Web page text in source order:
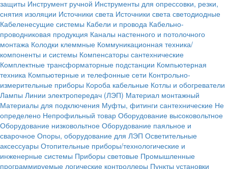
защиты Инструмент ручной Инструменты для опрессовки, резки,
снятия изоляции Источники света Источники света светодиодные
Кабеленесущие системы Кабели и провода Кабельно-
проводниковая продукция Каналы настенного и потолочного
монтажа Колодки клеммные Коммуникационная техника/
компоненты и системы Компенсаторы сантехнические
Комплектные трансформаторные подстанции Компьютерная
техника Компьютерные и телефонные сети Контрольно-
измерительные приборы Короба кабельные Котлы и обогреватели
Лампы Линии электропередач (ЛЭП) Материал монтажный
Материалы для подключения Муфты, фитинги сантехнические Не
определено Непрофильный товар Оборудование высоковольтное
Оборудование низковольтное Оборудование паяльное и
сварочное Опоры, оборудование для ЛЭП Осветительные
аксессуары Отопительные приборы/технологические и
инженерные системы Приборы световые Промышленные
программируемые логические контроллеры Пункты установки